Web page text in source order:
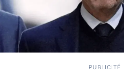
PUBLICITÉ